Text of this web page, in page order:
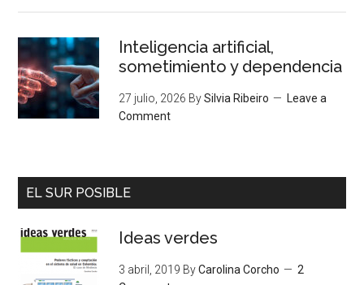
Inteligencia artificial,
sometimiento y dependencia
27 julio, 2026 BySilvia Ribeiro
Leave a
Comment
EL SUR POSIBLE
Ideas verdes
3 abril, 2019 ByCarolina Corcho
2